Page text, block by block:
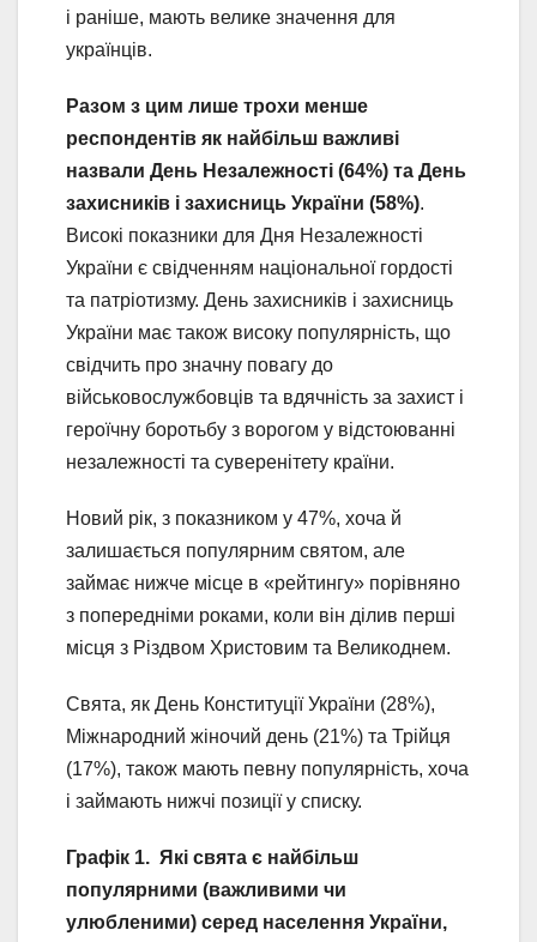
і раніше, мають велике значення для
українців.
Разом з цим лише трохи менше
респондентів як найбільш важливі
назвали День Незалежності (64%) та День
захисників і захисниць України (58%).
Високі показники для Дня Незалежності
України є свідченням національної гордості
та патріотизму. День захисників і захисниць
України має також високу популярність, що
свідчить про значну повагу до
військовослужбовців та вдячність за захист і
героїчну боротьбу з ворогом у відстоюванні
незалежності та суверенітету країни.
Новий рік, з показником у 47%, хоча й
залишається популярним святом, але
займає нижче місце в «рейтингу» порівняно
з попередніми роками, коли він ділив перші
місця з Різдвом Христовим та Великоднем.
Свята, як День Конституції України (28%),
Міжнародний жіночий день (21%) та Трійця
(17%), також мають певну популярність, хоча
і займають нижчі позиції у списку.
Графік 1. Які свята є найбільш
популярними (важливими чи
улюбленими) серед населення України,